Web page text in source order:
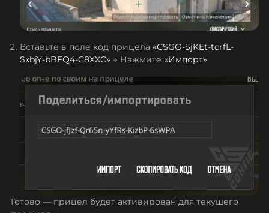
Вставьте в поле код прицела «CSGO-SjKEt-tcrfL-
SxbjY-bBFQ4-C8XXC» → Нажмите «Импорт»
Готово — прицел будет активирован для текущего